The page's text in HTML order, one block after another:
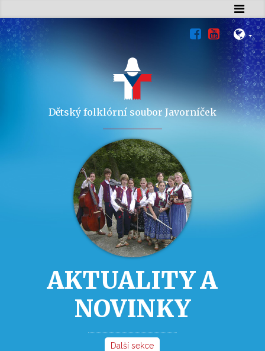
Dětský folklórní soubor Javorníček
AKTUALITY A
NOVINKY
Další sekce